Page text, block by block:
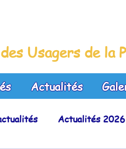
Usagers de la
Actualités
Actualités 2026